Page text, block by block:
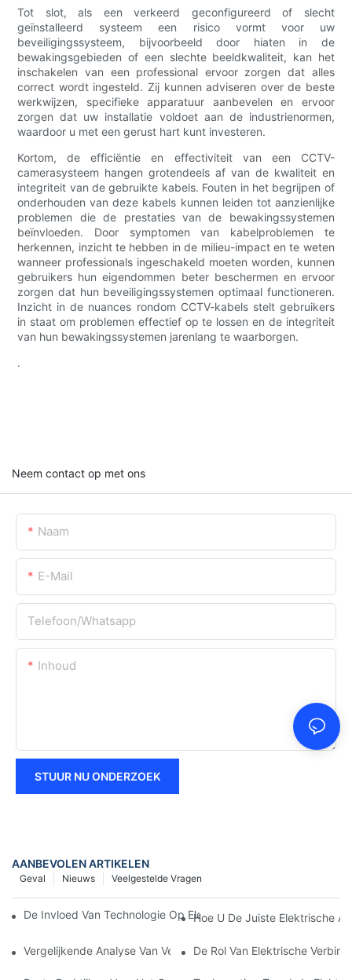
Tot slot, als een verkeerd geconfigureerd of slecht
geïnstalleerd systeem een ​​risico vormt voor uw
beveiligingssysteem, bijvoorbeeld door hiaten in de
bewakingsgebieden of een slechte beeldkwaliteit, kan het
inschakelen van een professional ervoor zorgen dat alles
correct wordt ingesteld. Zij kunnen adviseren over de beste
werkwijzen, specifieke apparatuur aanbevelen en ervoor
zorgen dat uw installatie voldoet aan de industrienormen,
waardoor u met een gerust hart kunt investeren.
Kortom, de efficiëntie en effectiviteit van een CCTV-
camerasysteem hangen grotendeels af van de kwaliteit en
integriteit van de gebruikte kabels. Fouten in het begrijpen of
onderhouden van deze kabels kunnen leiden tot aanzienlijke
problemen die de prestaties van de bewakingssystemen
beïnvloeden. Door symptomen van kabelproblemen te
herkennen, inzicht te hebben in de milieu-impact en te weten
wanneer professionals ingeschakeld moeten worden, kunnen
gebruikers hun eigendommen beter beschermen en ervoor
zorgen dat hun beveiligingssystemen optimaal functioneren.
Inzicht in de nuances rondom CCTV-kabels stelt gebruikers
in staat om problemen effectief op te lossen en de integriteit
van hun bewakingssystemen jarenlang te waarborgen.
.
Neem contact op met ons
Naam
E-Mail
Telefoon/whatsapp
Inhoud
STUUR NU ONDERZOEK
AANBEVOLEN ARTIKELEN
Veelgestelde Vragen
Nieuws
Geval
De Invloed Van Technologie Op Elektrische Verbindingen In
Hoe U De Juiste Elektrische
Vergelijkende Analyse Van Verschillende Soorten Elektrische
De Rol Van Elektrische